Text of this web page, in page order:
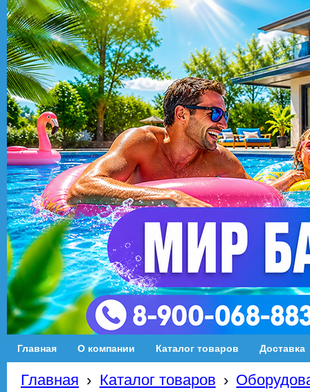
Главная О компании Каталог товаров Доставка
Главная › Каталог товаров ›